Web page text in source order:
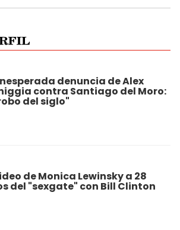
denuncia de Alex
contra Santiago del Moro:
del siglo"
de Monica Lewinsky a 28
del "sexgate" con Bill Clinton